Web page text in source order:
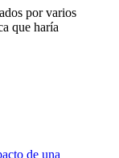
por varios
que haría